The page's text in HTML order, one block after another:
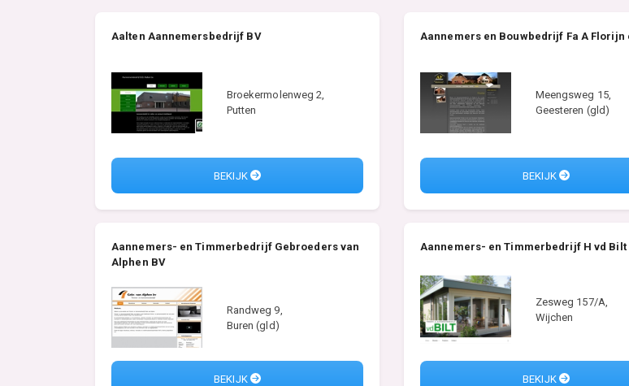
Aalten Aannemersbedrijf BV
Broekermolenweg 2,
Putten
BEKIJK
Aannemers en Bouwbedrijf Fa A Florijn
Meengsweg 15,
Geesteren (gld)
BEKIJK
Aannemers- en Timmerbedrijf Gebroeders van
Alphen BV
Randweg 9,
Buren (gld)
BEKIJK
Aannemers- en Timmerbedrijf H vd Bilt
Zesweg 157/A,
Wijchen
BEKIJK